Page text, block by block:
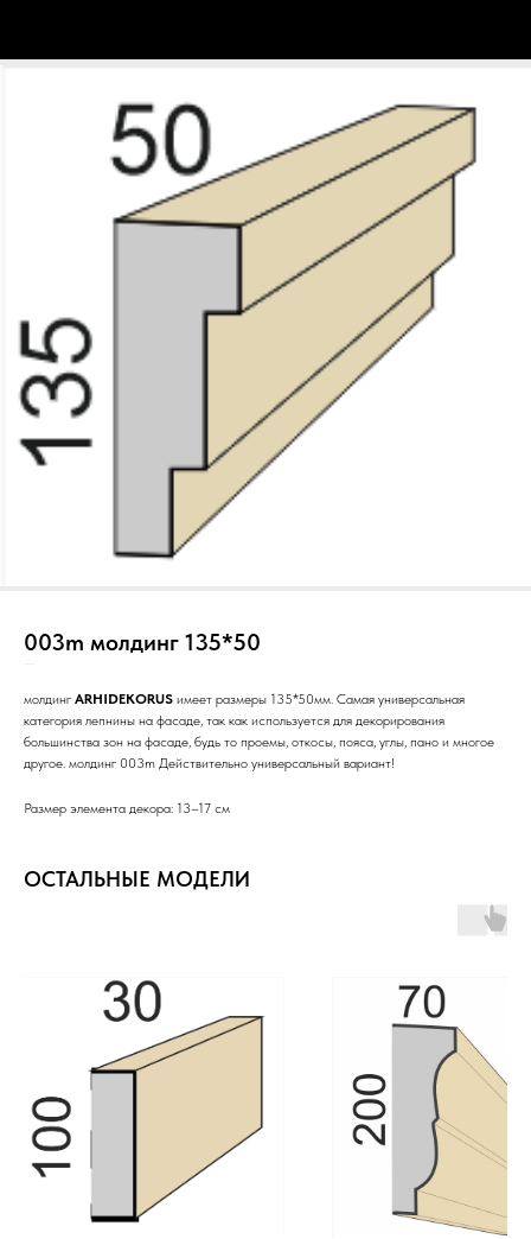
003m молдинг 135*50
молдинг ARHIDEKORUS имеет размеры 135*50мм. Самая универсальная
категория лепнины на фасаде, так как используется для декорирования
большинства зон на фасаде, будь то проемы, откосы, пояса, углы, пано и многое
другое. молдинг 003m Действительно универсальный вариант!
Размер элемента декора: 13–17 см
ОСТАЛЬНЫЕ МОДЕЛИ